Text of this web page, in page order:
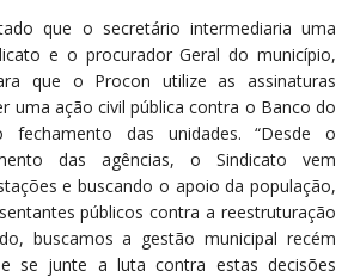
que o secretário intermediaria uma
e o procurador Geral do município,
que o Procon utilize as assinaturas
uma ação civil pública contra o Banco do
fechamento das unidades. “Desde o
das agências, o Sindicato vem
e buscando o apoio da população,
públicos contra a reestruturação
buscamos a gestão municipal recém
se junte a luta contra estas decisões